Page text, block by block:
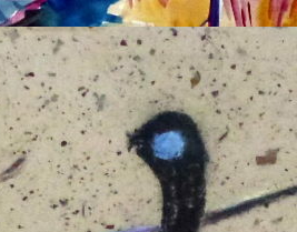
– OKTOBER 1944
Aquarell